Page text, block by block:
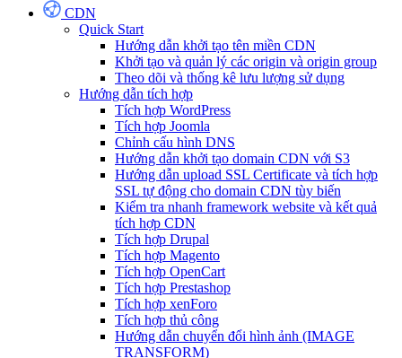
CDN
Quick Start
Hướng dẫn khởi tạo tên miền CDN
Khởi tạo và quản lý các origin và origin group
Theo dõi và thống kê lưu lượng sử dụng
Hướng dẫn tích hợp
Tích hợp WordPress
Tích hợp Joomla
Chỉnh cấu hình DNS
Hướng dẫn khởi tạo domain CDN với S3
Hướng dẫn upload SSL Certificate và tích hợp
SSL tự động cho domain CDN tùy biến
Kiểm tra nhanh framework website và kết quả
tích hợp CDN
Tích hợp Drupal
Tích hợp Magento
Tích hợp OpenCart
Tích hợp Prestashop
Tích hợp xenForo
Tích hợp thủ công
Hướng dẫn chuyển đổi hình ảnh (IMAGE
TRANSFORM)